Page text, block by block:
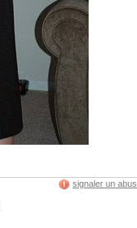
signaler un abus